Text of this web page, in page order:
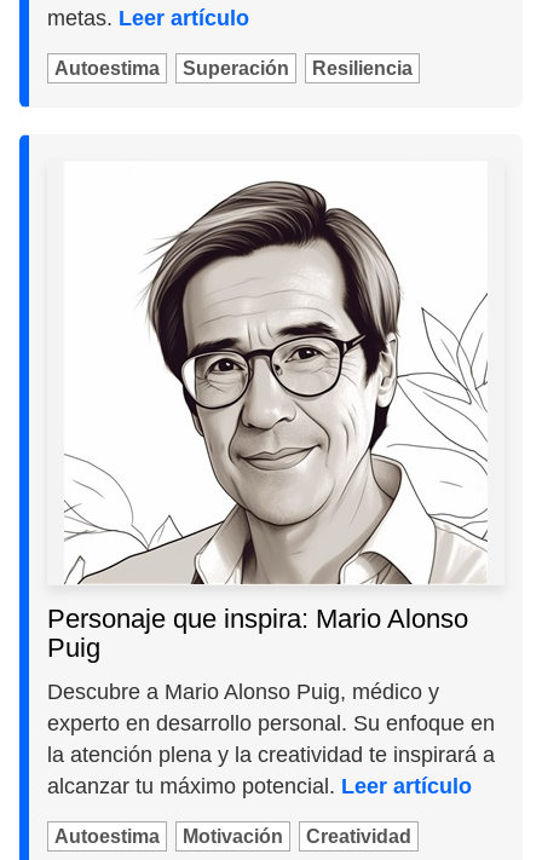
metas. Leer artículo
Autoestima Superación Resiliencia
Personaje que inspira: Mario Alonso
Puig
Descubre a Mario Alonso Puig, médico y
experto en desarrollo personal. Su enfoque en
la atención plena y la creatividad te inspirará a
alcanzar tu máximo potencial. Leer artículo
Autoestima Motivación Creatividad